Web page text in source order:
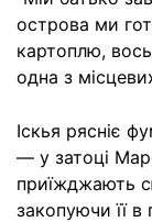
острова ми
картоплю,
одна з
Іскья рясніє
— у затоці
приїжджають
закопуючи її в